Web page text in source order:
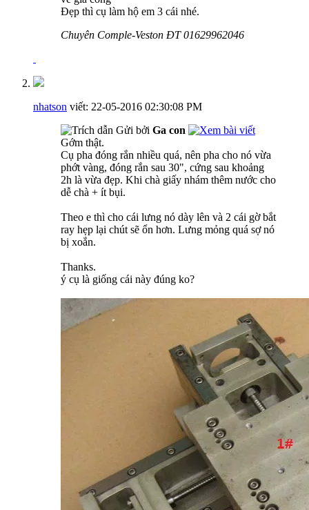
Đẹp thì cụ làm hộ em 3 cái nhé.
Chuyên Comple-Veston ĐT 01629962046
nhatson viết: 22-05-2016 02:30:08 PM
Gửi bởi Ga con
Gớm thật.
Cụ pha đóng rắn nhiều quá, nên pha cho nó vừa
phớt vàng, đóng rắn sau 30", cứng sau khoảng
2h là vừa đẹp. Khi chà giấy nhám thêm nước cho
dễ chà + ít bụi.
Theo e thì cho cái lưng nó dày lên và 2 cái gờ bắt
ray hẹp lại chút sẽ ổn hơn. Lưng mỏng quá sợ nó
bị xoắn.
Thanks.
ý cụ là giống cái này đúng ko?